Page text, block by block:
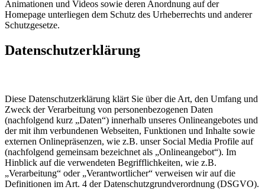
Animationen und Videos sowie deren Anordnung auf der
Homepage unterliegen dem Schutz des Urheberrechts und anderer
Schutzgesetze.
Datenschutzerklärung
Diese Datenschutzerklärung klärt Sie über die Art, den Umfang und
Zweck der Verarbeitung von personenbezogenen Daten
(nachfolgend kurz „Daten“) innerhalb unseres Onlineangebotes und
der mit ihm verbundenen Webseiten, Funktionen und Inhalte sowie
externen Onlinepräsenzen, wie z.B. unser Social Media Profile auf
(nachfolgend gemeinsam bezeichnet als „Onlineangebot“). Im
Hinblick auf die verwendeten Begrifflichkeiten, wie z.B.
„Verarbeitung“ oder „Verantwortlicher“ verweisen wir auf die
Definitionen im Art. 4 der Datenschutzgrundverordnung (DSGVO).